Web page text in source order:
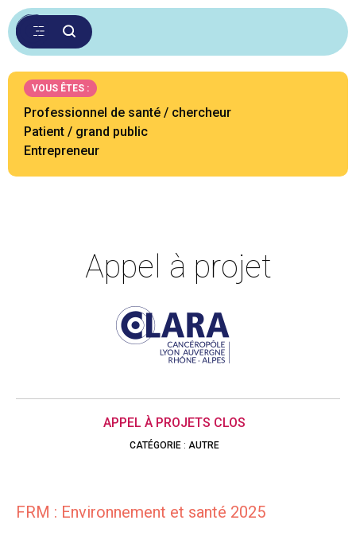
VOUS ÊTES :
Professionnel de santé / chercheur
Patient / grand public
Entrepreneur
Appel à projet
APPEL À PROJETS CLOS
CATÉGORIE: AUTRE
FRM : Environnement et santé 2025